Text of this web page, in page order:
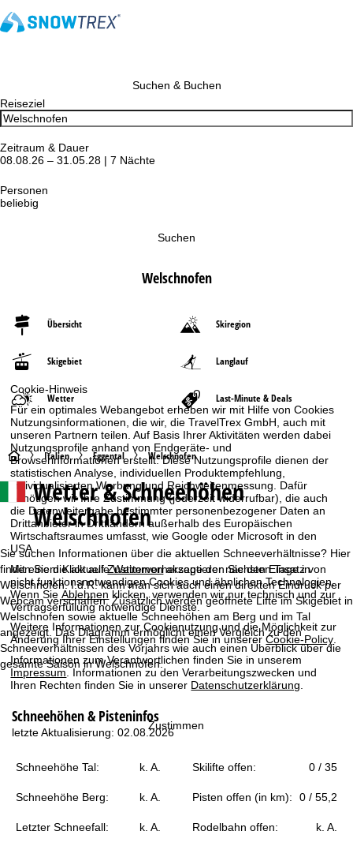
Cookie-Hinweis
Für ein optimales Webangebot erheben wir mit Hilfe von Cookies
Nutzungsinformationen, die wir, die TravelTrex GmbH, auch mit
unseren Partnern teilen. Auf Basis Ihrer Aktivitäten werden dabei
Nutzungsprofile anhand von Endgeräte- und
Browserinformationen erstellt. Diese Nutzungsprofile dienen der
statistischen Analyse, individuellen Produktempfehlung,
individualisierten Werbung und Reichweitenmessung. Dafür
benötigen wir Ihre Zustimmung (jederzeit widerrufbar), die auch
die Datenweitergabe bestimmter personenbezogener Daten an
Drittanbieter in Drittländern außerhalb des Europäischen
Wirtschaftsraumes umfasst, wie Google oder Microsoft in den
USA.
Mit einem Klick aufZustimmenakzeptieren Sie den Einsatz von
nicht funktionsnotwendigen Cookies und ähnlichen Technologien.
Wenn SieAblehnen klicken, verwenden wir nur technisch und zur
Vertragserfüllung notwendige Dienste.
Weitere Informationen zur Cookienutzung und die Möglichkeit zur
Änderung Ihrer Einstellungen finden Sie in unsererCookie-Policy
Informationen zum Verantwortlichen finden Sie in unserem
Impressum . Informationen zu den Verarbeitungszwecken und
Ihren Rechten finden Sie in unserer Datenschutzerklärung
Zustimmen
Suchen & Buchen
Reiseziel
Zeitraum & Dauer
08.08.26 – 31.05.28 | 7 Nächte
Personen
beliebig
Suchen
Welschnofen
Übersicht Skiregion
Skigebiet Langlauf
Wetter Last-Minute & Deals
S
t
a
r
t
s
e
i
t
Italien Eggental Welschnofen
Wetter & Schneehöhen
Welschnofen
Sie suchen Informationen über die aktuellen Schneeverhältnisse? Hier
finden Sie die aktuelle Wettervorhersage der nächsten Tage in
Welschnofen. I.d.R. kann man sich auch einen direkten Eindruck per
Webcam verschaffen. Zusätzlich werden geöffnete Lifte im Skigebiet in
Welschnofen sowie aktuelle Schneehöhen am Berg und im Tal
angezeigt. Das Diagramm ermöglicht einen Vergleich zu den
Schneeverhältnissen des Vorjahrs wie auch einen Überblick über die
gesamte Saison in Welschnofen.
Schneehöhen & Pisteninfos
letzte Aktualisierung: 02.08.2026
Schneehöhe Tal: k. A. Skilifte offen: 0 / 35
Schneehöhe Berg: k. A. Pisten offen (in km): 0 / 55,2
Letzter Schneefall: k. A. Rodelbahn offen: k. A.